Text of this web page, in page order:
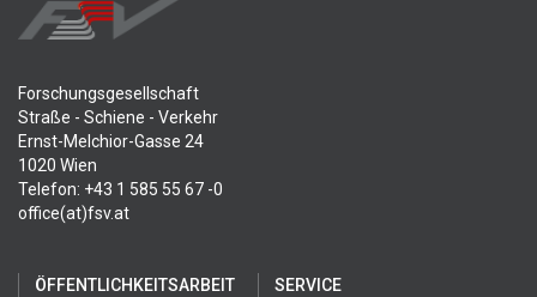
Forschungsgesellschaft
Straße - Schiene - Verkehr
Ernst-Melchior-Gasse 24
1020 Wien
Telefon: +43 1 585 55 67 -0
office(at)fsv.at
ÖFFENTLICHKEITSARBEIT SERVICE